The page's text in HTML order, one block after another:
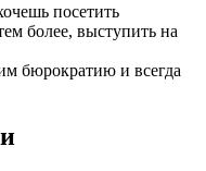
посетить
более, выступить на
бюрократию и всегда